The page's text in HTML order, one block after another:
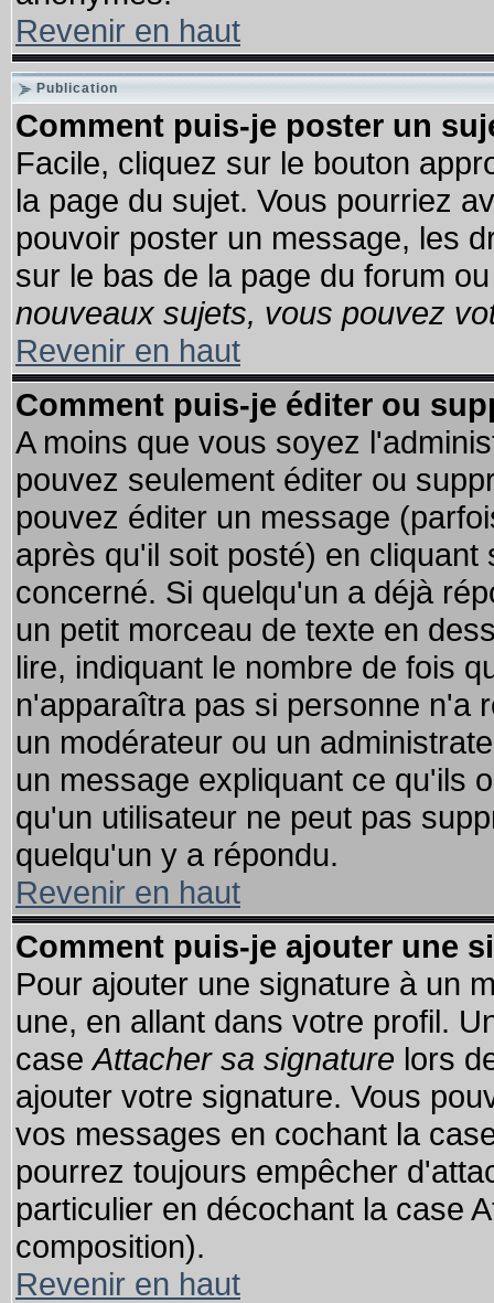
Revenir en haut
Publication
Comment puis-je poster un
Facile, cliquez sur le bouton
la page du sujet. Vous pourriez
pouvoir poster un message, les
sur le bas de la page du forum
nouveaux sujets, vous pouvez
Revenir en haut
Comment puis-je éditer ou
A moins que vous soyez
pouvez seulement éditer ou
pouvez éditer un message
après qu'il soit posté) en
concerné. Si quelqu'un a déjà
un petit morceau de texte en
lire, indiquant le nombre de fois
n'apparaîtra pas si personne n'a
un modérateur ou un
un message expliquant ce qu'ils
qu'un utilisateur ne peut pas
quelqu'un y a répondu.
Revenir en haut
Comment puis-je ajouter une
Pour ajouter une signature à un
une, en allant dans votre profil.
caseAttacher sa signature lors
ajouter votre signature. Vous
vos messages en cochant la
pourrez toujours empêcher
particulier en décochant la case
composition).
Revenir en haut